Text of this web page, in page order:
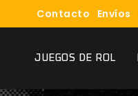
Contacto Envíos
JUEGOS DE ROL